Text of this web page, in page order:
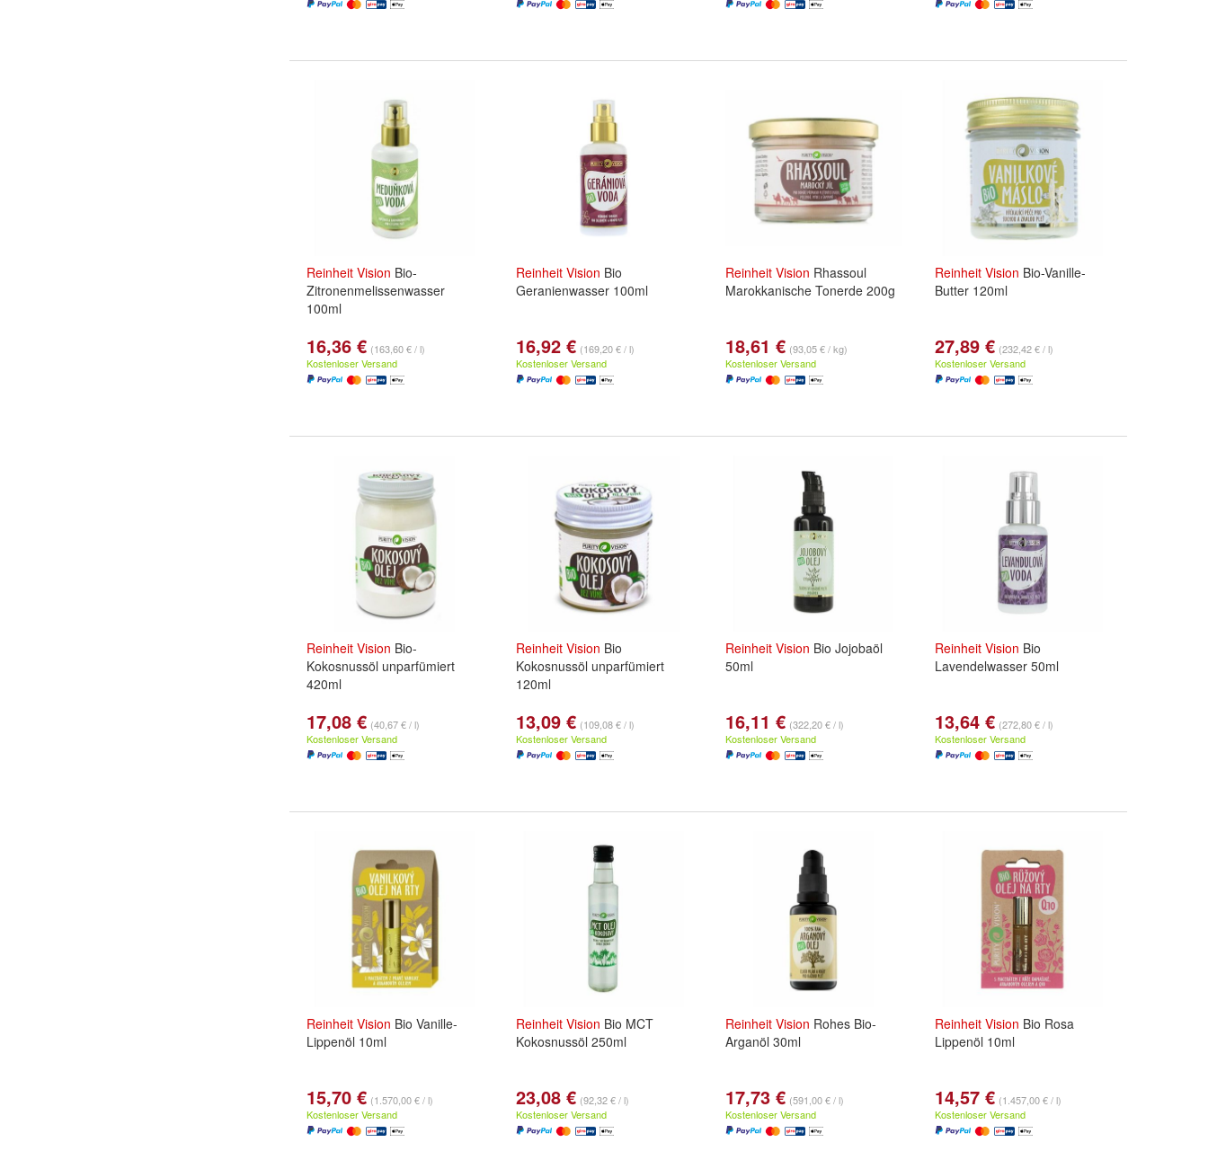
Reinheit Vision Bio-
Zitronenmelissenwasser
100ml
16,36 € (163,60 € / l)
Kostenloser Versand
Reinheit Vision Bio
Geranienwasser 100ml
16,92 € (169,20 € / l)
Kostenloser Versand
Reinheit Vision Rhassoul
Marokkanische Tonerde 200g
18,61 € (93,05 € / kg)
Kostenloser Versand
Reinheit Vision Bio-Vanille-
Butter 120ml
27,89 € (232,42 € / l)
Kostenloser Versand
Reinheit Vision Bio-
Kokosnussöl unparfümiert
420ml
17,08 € (40,67 € / l)
Kostenloser Versand
Reinheit Vision Bio
Kokosnussöl unparfümiert
120ml
13,09 € (109,08 € / l)
Kostenloser Versand
Reinheit Vision Bio Jojobaöl
50ml
16,11 € (322,20 € / l)
Kostenloser Versand
Reinheit Vision Bio
Lavendelwasser 50ml
13,64 € (272,80 € / l)
Kostenloser Versand
Reinheit Vision Bio Vanille-
Lippenöl 10ml
15,70 € (1.570,00 € / l)
Kostenloser Versand
Reinheit Vision Bio MCT
Kokosnussöl 250ml
23,08 € (92,32 € / l)
Kostenloser Versand
Reinheit Vision Rohes Bio-
Arganöl 30ml
17,73 € (591,00 € / l)
Kostenloser Versand
Reinheit Vision Bio Rosa
Lippenöl 10ml
14,57 € (1.457,00 € / l)
Kostenloser Versand